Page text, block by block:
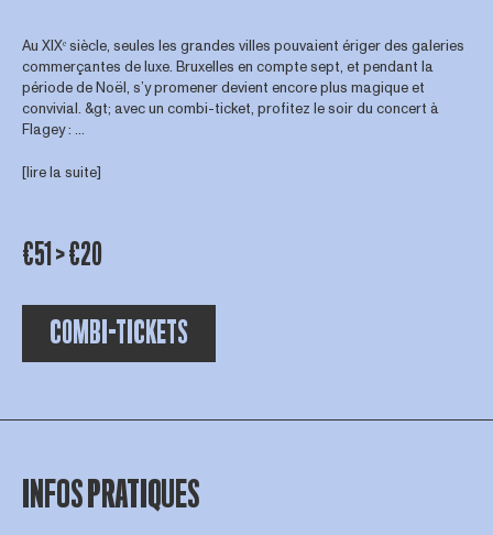
Au XIXᵉ siècle, seules les grandes villes pouvaient ériger des galeries
commerçantes de luxe. Bruxelles en compte sept, et pendant la
période de Noël, s’y promener devient encore plus magique et
convivial. &gt; avec un combi-ticket, profitez le soir du concert à
Flagey : ...
[lire la suite]
€51 > €20
COMBI-TICKETS
INFOS PRATIQUES